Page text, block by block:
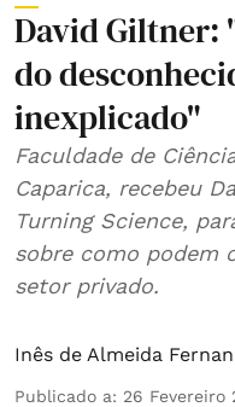
David Giltner:
do
inexplicado"
Faculdade de
Caparica, recebeu
Turning Science,
sobre como podem
setor privado.
Inês de Almeida
Publicado a: 26 Fevereiro